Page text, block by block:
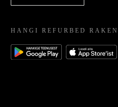
HANGI REFURBED